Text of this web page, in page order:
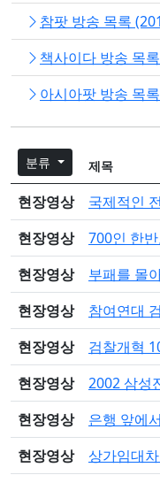
참팟 방송 목록
책사이다 방송 목
아시아팟 방송 목
분류 제목
현장영상
국제적인
현장영상
700인 한
현장영상
부패를 몰
현장영상
참여연대
현장영상
검찰개혁
현장영상
2002 삼성
현장영상
은행 앞에
현장영상
상가임대